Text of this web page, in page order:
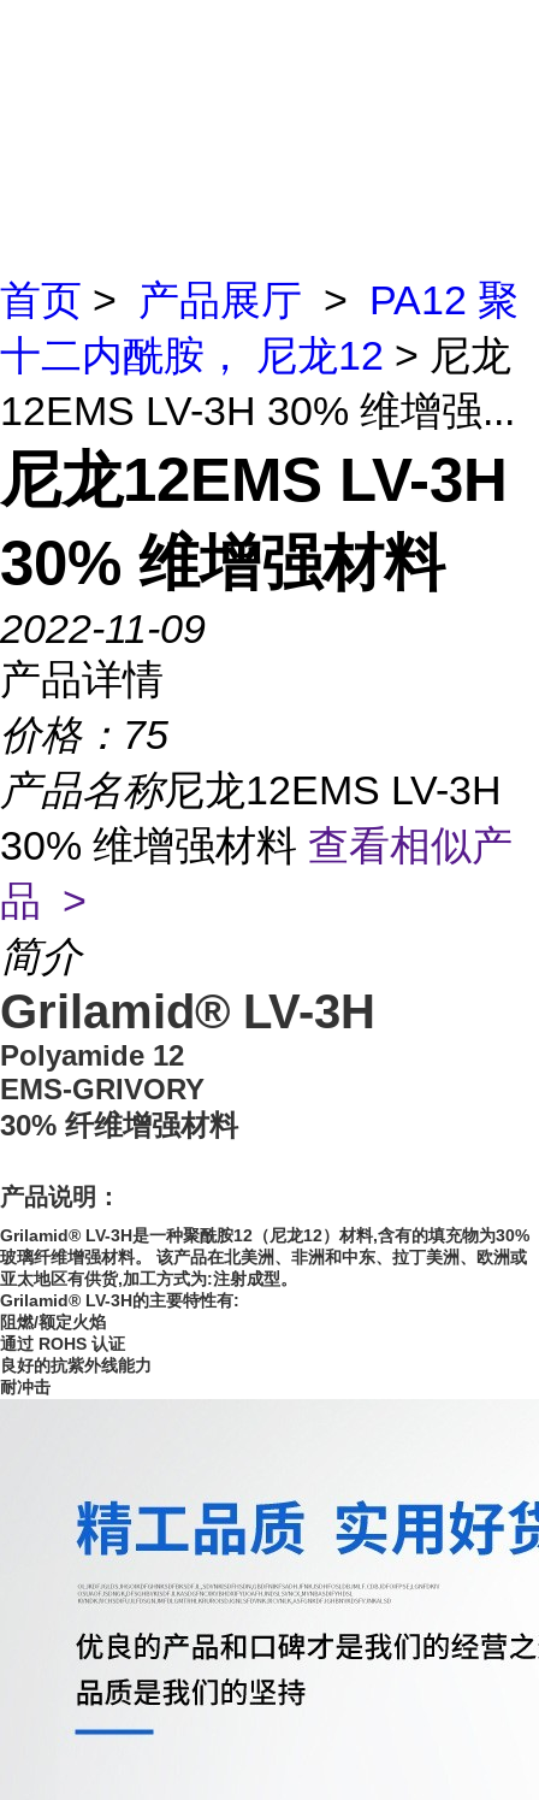
首页 > 产品展厅 > PA12 聚
十二内酰胺， 尼龙12 > 尼龙
12EMS LV-3H 30% 维增强...
尼龙12EMS LV-3H
30% 维增强材料
2022-11-09
产品详情
价格： 75
产品名称尼龙12EMS LV-3H
30% 维增强材料 查看相似产
品 >
简介
Grilamid® LV-3H
Polyamide 12
EMS-GRIVORY
30% 纤维增强材料
产品说明：
Grilamid® LV-3H是一种聚酰胺12（尼龙12）材料,含有的填充物为30%
玻璃纤维增强材料。 该产品在北美洲、非洲和中东、拉丁美洲、欧洲或
亚太地区有供货,加工方式为:注射成型。
Grilamid® LV-3H的主要特性有:
阻燃/额定火焰
通过 ROHS 认证
良好的抗紫外线能力
耐冲击